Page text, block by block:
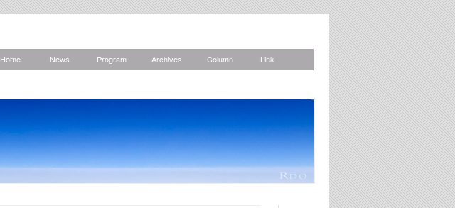
Home News Program Archives Column Link